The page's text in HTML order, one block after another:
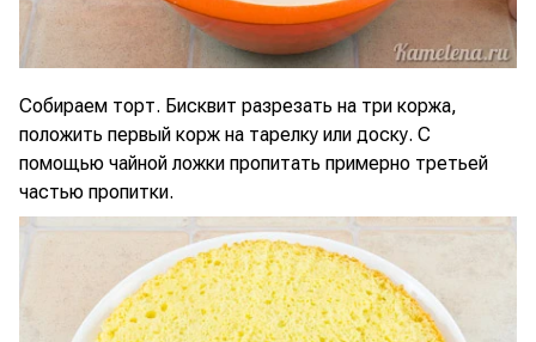
Собираем торт. Бисквит разрезать на три коржа,
положить первый корж на тарелку или доску. С
помощью чайной ложки пропитать примерно третьей
частью пропитки.